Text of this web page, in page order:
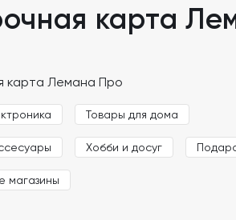
карта
Товары для дома
Хобби и досуг
магазины